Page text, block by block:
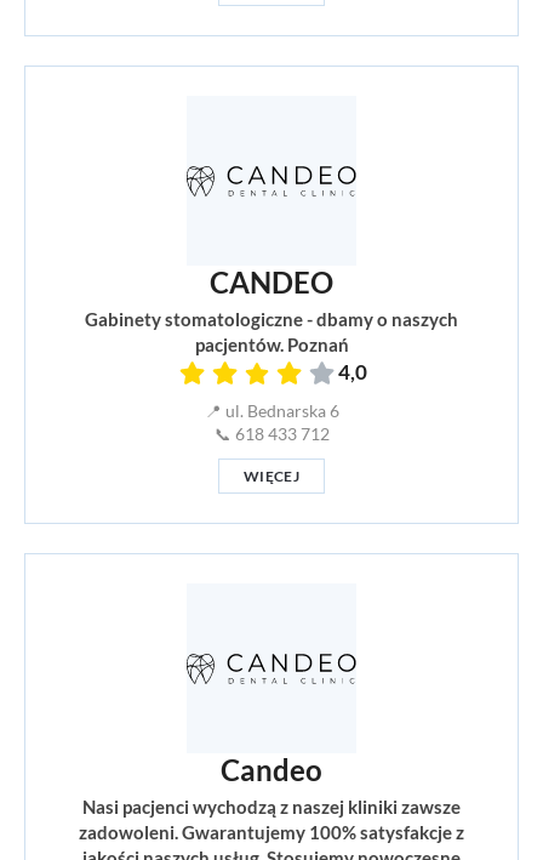
CANDEO
Gabinety stomatologiczne - dbamy o naszych
pacjentów. Poznań
4,0
📍 ul. Bednarska 6
📞 618 433 712
WIĘCEJ
Candeo
Nasi pacjenci wychodzą z naszej kliniki zawsze
zadowoleni. Gwarantujemy 100% satysfakcje z